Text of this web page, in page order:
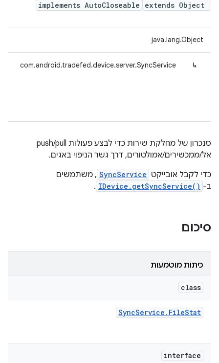
extends Object
implements AutoCloseable
java.lang.Object
↳
com.android.tradefed.device.server.SyncService
סנכרון של מחלקת שירות כדי לבצע פעולות push/pull
אל/ממכשירים/אמולטורים, דרך גשר הניפוי באגים.
כדי לקבל אובייקט SyncService , משתמשים
ב- IDevice.getSyncService()
.
סיכום
כיתות מוטמעות
class
SyncService . FileStat
interface